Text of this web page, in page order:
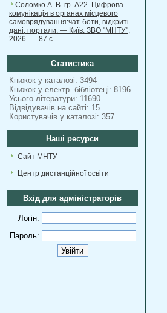
Соломко А. В. гр. А22. Цифрова
комунікація в органах місцевого
самоврядування:чат-боти, відкриті
дані, портали. — Київ: ЗВО "МНТУ",
2026. — 87 с.
Статистика
Книжок у каталозі: 3494
Книжок у електр. бібліотеці: 8196
Усього літератури: 11690
Відвідувачів на сайті: 15
Користувачів у каталозі: 357
Наші ресурси
Сайт МНТУ
Центр дистанційної освіти
Вхід для адміністраторів
Логін:
Пароль: